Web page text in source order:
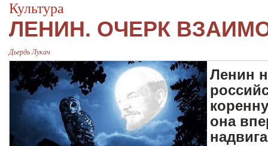
Культура
ЛЕНИН. ОЧЕРК
Дьердь Лукач
Ленин
она